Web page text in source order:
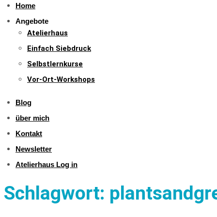
Home
Angebote
Atelierhaus
Einfach Siebdruck
Selbstlernkurse
Vor-Ort-Workshops
Blog
über mich
Kontakt
Newsletter
Atelierhaus Log in
Schlagwort: